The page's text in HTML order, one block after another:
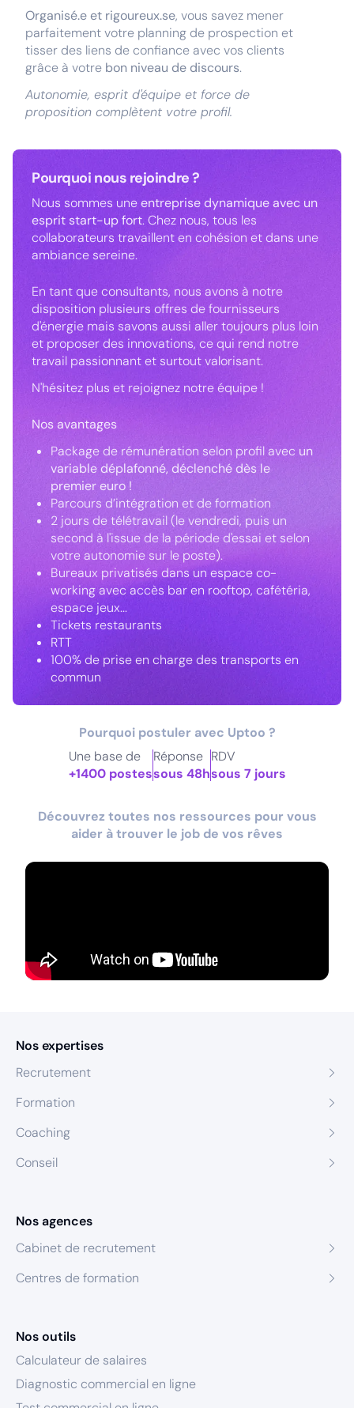
Organisé.e et rigoureux.se, vous savez mener
parfaitement votre planning de prospection et
tisser des liens de confiance avec vos clients
grâce à votre bon niveau de discours.
Autonomie, esprit d'équipe et force de
proposition complètent votre profil.
Pourquoi nous rejoindre ?
Nous sommes uneentreprise dynamique avec un
esprit start-up fort. Chez nous, tous les
collaborateurs travaillent en cohésion et dans une
ambiance sereine.
En tant que consultants, nous avons à notre
disposition plusieurs offres de fournisseurs
d'énergie mais savons aussi aller toujours plus loin
et proposer des innovations, ce qui rend notre
travail passionnant et surtout valorisant.
N'hésitez plus et rejoignez notre équipe !
Nos avantages
Package de rémunération selon profil avec un
variable déplafonné, déclenché dès le
premier euro !
Parcours d’intégration et de formation
2 jours de télétravail (le vendredi, puis un
second à l'issue de la période d'essai et selon
votre autonomie sur le poste).
Bureaux privatisés dans un espace co-
working avec accès bar en rooftop, cafétéria,
espace jeux...
Tickets restaurants
RTT
100% de prise en charge des transports en
commun
Pourquoi postuler avec Uptoo ?
Une base de
+1400 postes
Réponse
sous 48h
RDV
sous 7 jours
Découvrez toutes nos ressources pour vous
aider à trouver le job de vos rêves
Nos expertises
Recrutement
Formation
Coaching
Conseil
Nos agences
Cabinet de recrutement
Centres de formation
Nos outils
Calculateur de salaires
Diagnostic commercial en ligne